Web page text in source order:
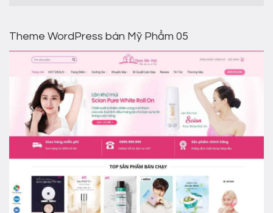
Theme WordPress bán Mỹ Phẩm 05